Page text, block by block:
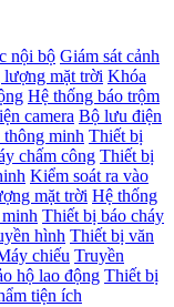
nội bộ Giám sát cảnh
mặt trời Khóa
Hệ thống báo trộm
camera Bộ lưu điện
minh Thiết bị
chấm công Thiết bị
Kiểm soát ra vào
mặt trời Hệ thống
Thiết bị báo cháy
hình Thiết bị văn
chiếu Truyền
hộ lao động Thiết bị
tiện ích